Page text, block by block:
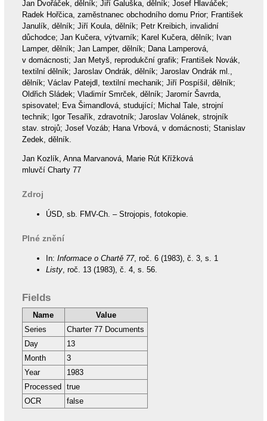
Jan Dvořáček, dělník; Jiří Galuška, dělník; Josef Hlaváček;
Radek Hořčica, zaměstnanec obchodního domu Prior; František
Janulík, dělník; Jiří Koula, dělník; Petr Kreibich, invalidní
důchodce; Jan Kučera, výtvarník; Karel Kučera, dělník; Ivan
Lamper, dělník; Jan Lamper, dělník; Dana Lamperová,
v domácnosti; Jan Metyš, reprodukční grafik; František Novák,
textilní dělník; Jaroslav Ondrák, dělník; Jaroslav Ondrák ml.,
dělník; Václav Patejdl, textilní mechanik; Jiří Pospíšil, dělník;
Oldřich Sládek; Vladimír Smrček, dělník; Jaromír Šavrda,
spisovatel; Eva Šimandlová, studující; Michal Tale, strojní
technik; Igor Tesařík, zdravotník; Jaroslav Volánek, strojník
stav. strojů; Josef Vozáb; Hana Vrbová, v domácnosti; Stanislav
Zedek, dělník.
Jan Kozlík, Anna Marvanová, Marie Rút Křížková
mluvčí Charty 77
Zdroj
ÚSD, sb. FMV-Ch. – Strojopis, fotokopie.
Plné znění
In: Informace o Chartě 77, roč. 6 (1983), č. 3, s. 1
Listy, roč. 13 (1983), č. 4, s. 56.
Fields
Name
Value
Series
Charter 77 Documents
Day
13
Month
3
Year
1983
Processed
true
OCR
false